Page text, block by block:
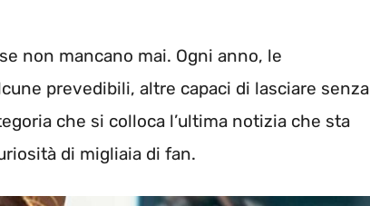
non mancano mai. Ogni anno, le
prevedibili, altre capaci di lasciare senza
che si colloca l’ultima notizia che sta
di migliaia di fan.